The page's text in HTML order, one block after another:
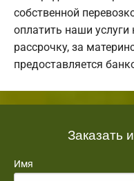
собственной
оплатить наши
рассрочку, за
предоставляется
Заказать
Имя